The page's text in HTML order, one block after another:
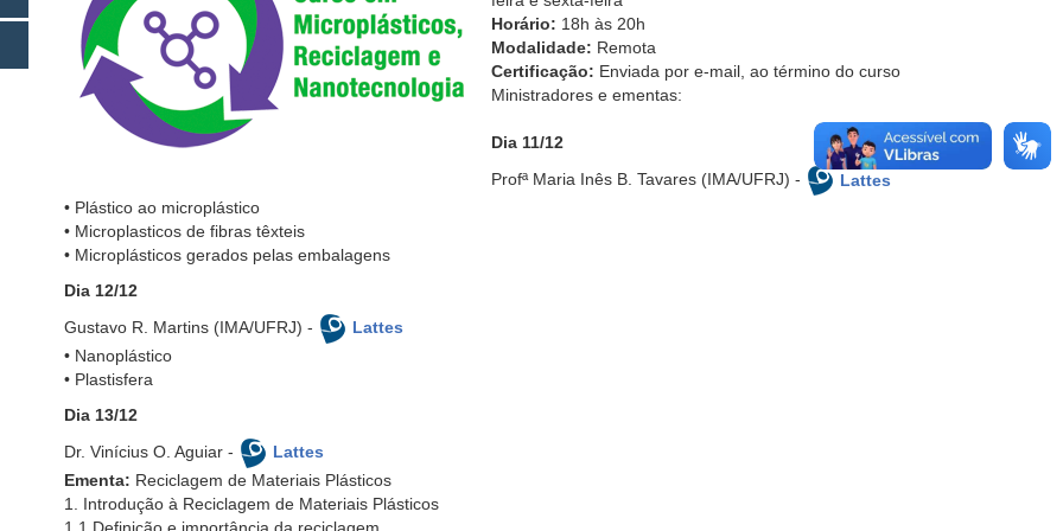
Horário: 18h às 20h
Modalidade: Remota
Certificação: Enviada por e-mail, ao término do curso
Ministradores e ementas:
Dia 11/12
Profª Maria Inês B. Tavares (IMA/UFRJ) -
Lattes
• Plástico ao microplástico
• Microplasticos de fibras têxteis
• Microplásticos gerados pelas embalagens
Dia 12/12
Gustavo R. Martins (IMA/UFRJ) -
Lattes
• Nanoplástico
• Plastisfera
Dia 13/12
Dr. Vinícius O. Aguiar -
Lattes
Ementa: Reciclagem de Materiais Plásticos
1. Introdução à Reciclagem de Materiais Plásticos